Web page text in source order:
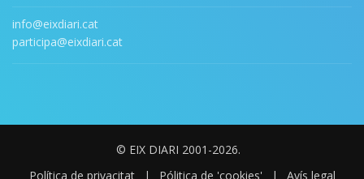
info@eixdiari.cat
participa@eixdiari.cat
© EIX DIARI 2001-2026.
Política de privacitat
| Pólitica de 'cookies' | Avís legal